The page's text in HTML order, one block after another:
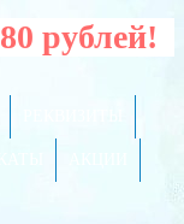
рублей!